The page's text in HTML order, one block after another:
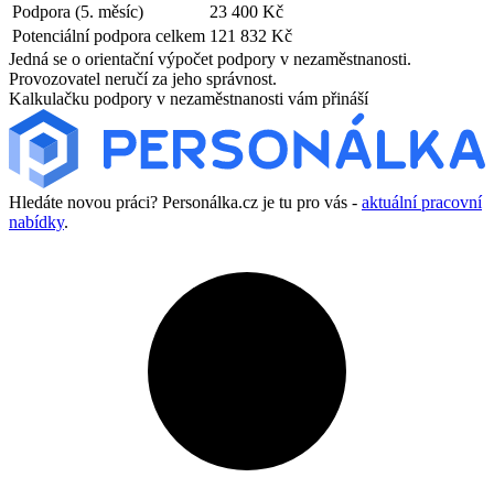
Podpora (5. měsíc)
23 400 Kč
Potenciální podpora celkem 121 832 Kč
Jedná se o orientační výpočet podpory v nezaměstnanosti.
Provozovatel neručí za jeho správnost.
Kalkulačku podpory v nezaměstnanosti vám přináší
Hledáte novou práci? Personálka.cz je tu pro vás - aktuální pracovní
nabídky.